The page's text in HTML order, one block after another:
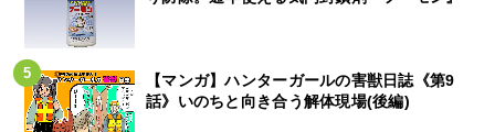
【マンガ】ハンターガールの害獣日誌《第9
話》いのちと向き合う解体現場(後編)